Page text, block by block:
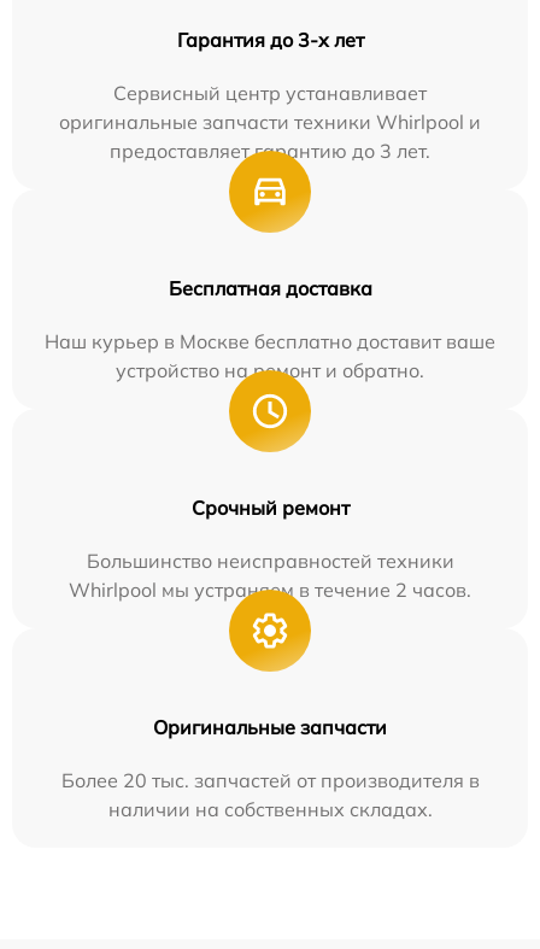
Гарантия до 3-х лет
Сервисный центр устанавливает
оригинальные запчасти техники Whirlpool и
предоставляет гарантию до 3 лет.
Бесплатная доставка
Наш курьер в Москве бесплатно доставит ваше
устройство на ремонт и обратно.
Срочный ремонт
Большинство неисправностей техники
Whirlpool мы устраняем в течение 2 часов.
Оригинальные запчасти
Более 20 тыс. запчастей от производителя в
наличии на собственных складах.